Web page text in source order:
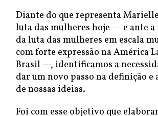
Diante do que representa
luta das mulheres hoje — e ante a
da luta das mulheres em escala
com forte expressão na América
Brasil —, identificamos a
dar um novo passo na definição e
de nossas ideias.
Foi com esse objetivo que